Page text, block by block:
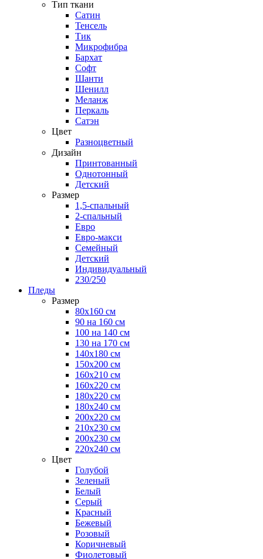
Тип ткани
Сатин
Тенсель
Тик
Микрофибра
Бархат
Софт
Шанти
Шенилл
Меланж
Перкаль
Сатэн
Цвет
Разноцветный
Дизайн
Принтованный
Однотонный
Детский
Размер
1,5-спальный
2-спальный
Евро
Евро-макси
Семейный
Детский
Индивидуальный
230/250
Пледы
Размер
80х160 см
90 на 160 см
100 на 140 см
130 на 170 см
140х180 см
150х200 см
160х210 см
160х220 см
180х220 см
180х240 см
200х220 см
210х230 см
200х230 см
220х240 см
Цвет
Голубой
Зеленый
Белый
Серый
Красный
Бежевый
Розовый
Коричневый
Фиолетовый